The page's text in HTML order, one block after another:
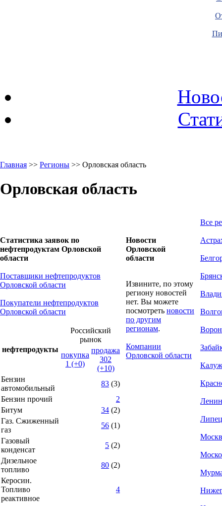
Главная >> Регионы >> Орловская область
Орловская область
Статистика заявок по
нефтепродуктам Орловской
области
Поставщики нефтепродуктов
Орловской области
Покупатели нефтепродуктов
Орловской области
нефтепродукты
Российский
рынок
покупка
1 (+0)
продажа
302
(+10)
Бензин
автомобильный
83 (3)
Бензин прочий
2
Битум
34 (2)
Газ. Сжиженный
газ
56 (1)
Газовый
конденсат
5 (2)
Дизельное
топливо
80 (2)
Керосин.
Топливо
реактивное
4
Новости
Орловской
области
Извините, по этому
региону новостей
нет. Вы можете
посмотреть новости
по другим
регионам.
Компании
Орловской области
Все